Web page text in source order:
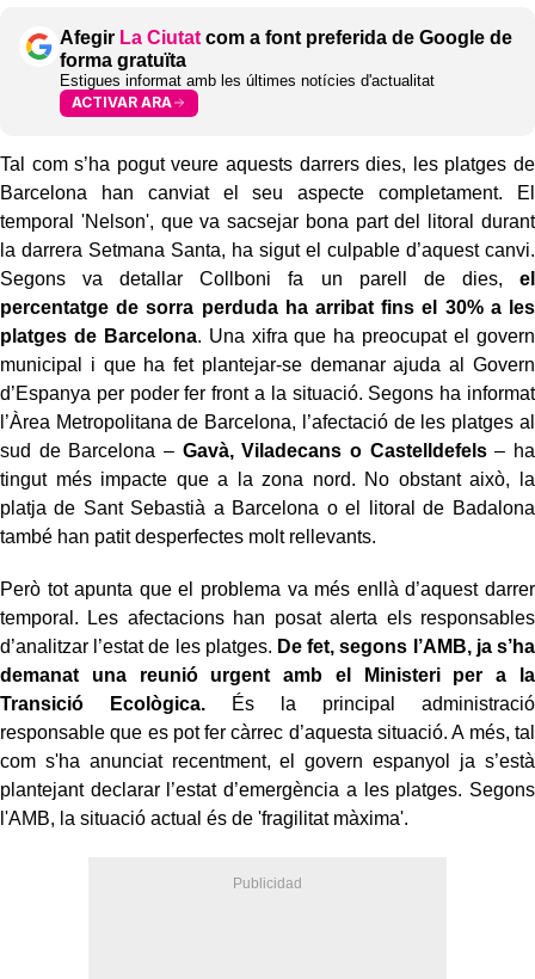
Afegir La Ciutat com a font preferida de Google de
forma gratuïta
Estigues informat amb les últimes notícies d'actualitat
ACTIVAR ARA
Tal com s’ha pogut veure aquests darrers dies, les platges de
Barcelona han canviat el seu aspecte completament. El
temporal 'Nelson', que va sacsejar bona part del litoral durant
la darrera Setmana Santa, ha sigut el culpable d’aquest canvi.
Segons va detallar Collboni fa un parell de dies, el
percentatge de sorra perduda ha arribat fins el 30% a les
platges de Barcelona. Una xifra que ha preocupat el govern
municipal i que ha fet plantejar-se demanar ajuda al Govern
d’Espanya per poder fer front a la situació. Segons ha informat
l’Àrea Metropolitana de Barcelona, l’afectació de les platges al
sud de Barcelona – Gavà, Viladecans o Castelldefels– ha
tingut més impacte que a la zona nord. No obstant això, la
platja de Sant Sebastià a Barcelona o el litoral de Badalona
també han patit desperfectes molt rellevants.
Però tot apunta que el problema va més enllà d’aquest darrer
temporal. Les afectacions han posat alerta els responsables
d’analitzar l’estat de les platges. De fet, segons l’AMB, ja s’ha
demanat una reunió urgent amb el Ministeri per a la
Transició Ecològica. És la principal administració
responsable que es pot fer càrrec d’aquesta situació. A més, tal
com s'ha anunciat recentment, el govern espanyol ja s’està
plantejant declarar l’estat d’emergència a les platges. Segons
l'AMB, la situació actual és de 'fragilitat màxima'.